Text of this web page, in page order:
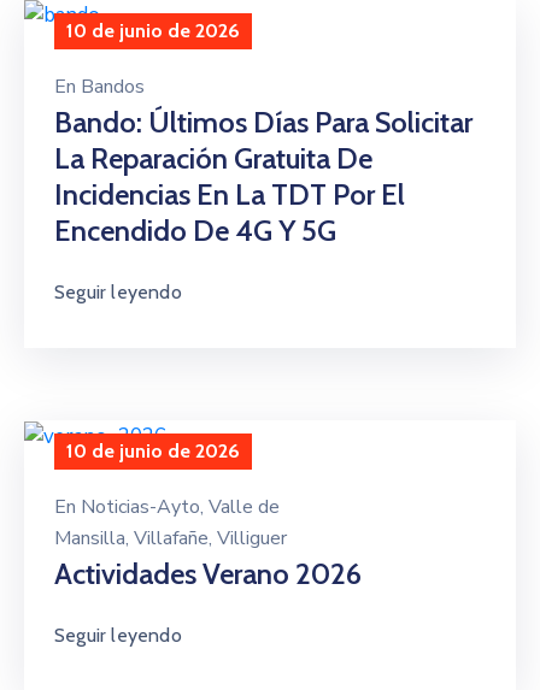
10 de junio de 2026
En Bandos
Bando: Últimos Días Para Solicitar
La Reparación Gratuita De
Incidencias En La TDT Por El
Encendido De 4G Y 5G
Seguir leyendo
10 de junio de 2026
En Noticias-Ayto‚ Valle de
Mansilla‚ Villafañe‚ Villiguer
Actividades Verano 2026
Seguir leyendo